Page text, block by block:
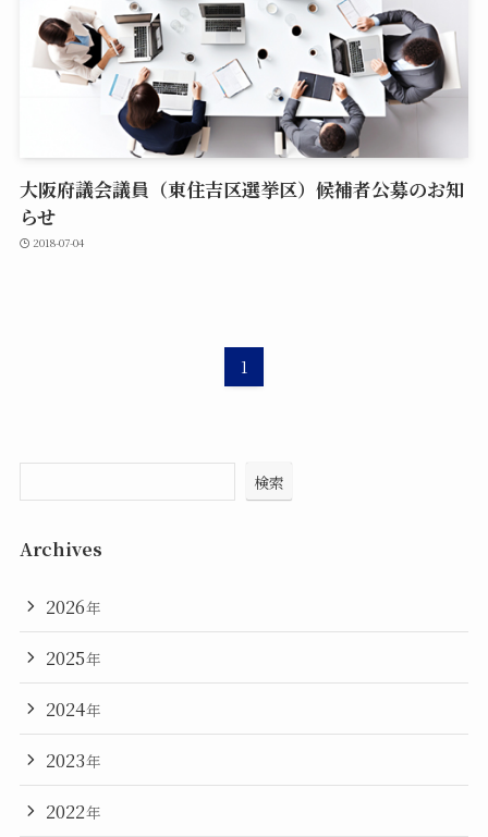
大阪府議会議員（東住吉区選挙区）候補者公募のお知
らせ
2018-07-04
1
検索
Archives
2026年
2025年
2024年
2023年
2022年